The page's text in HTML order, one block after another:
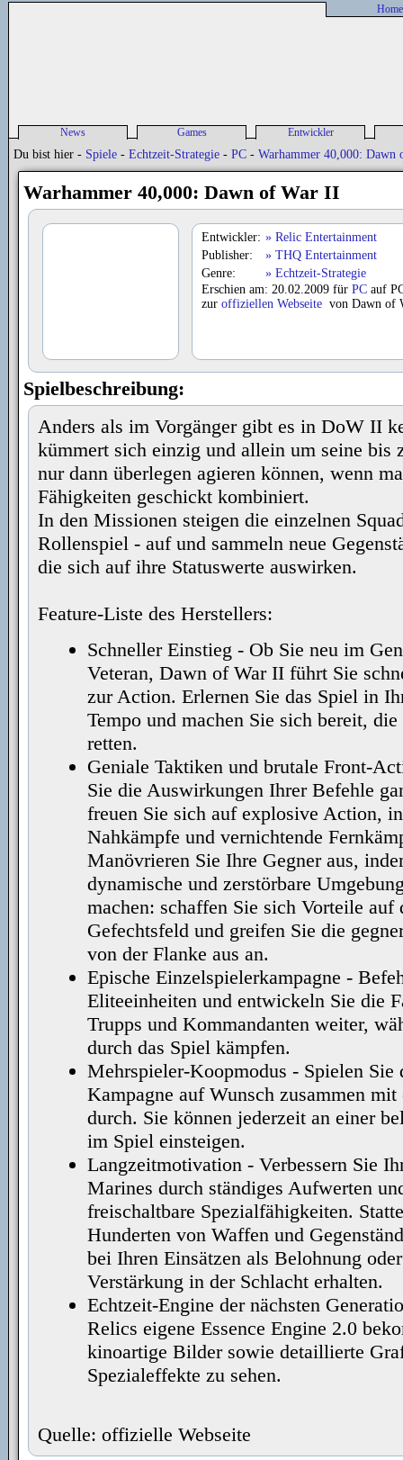
Home
News
Alle News
sonstige News
Games
Spieleliste
Spiele-News
Previews
Entwickler
Entwickler-News
Du bist hier - Spiele - Echtzeit-Strategie - PC - Warhammer 40,000: Dawn
Warhammer 40,000: Dawn of War II
Entwickler:
Relic Entertainment
Publisher:
THQ Entertainment
Genre:
Echtzeit-Strategie
Erschien am: 20.02.2009 für PC auf
zur offiziellen Webseite von Dawn of
Spielbeschreibung:
Anders als im Vorgänger gibt es in DoW II
kümmert sich einzig und allein um seine bis
nur dann überlegen agieren können, wenn
Fähigkeiten geschickt kombiniert.
In den Missionen steigen die einzelnen
Rollenspiel - auf und sammeln neue
die sich auf ihre Statuswerte auswirken.
Feature-Liste des Herstellers:
Schneller Einstieg - Ob Sie neu im
Veteran, Dawn of War II führt Sie
zur Action. Erlernen Sie das Spiel in
Tempo und machen Sie sich bereit,
retten.
Geniale Taktiken und brutale Front-
Sie die Auswirkungen Ihrer Befehle
freuen Sie sich auf explosive Action,
Nahkämpfe und vernichtende
Manövrieren Sie Ihre Gegner aus,
dynamische und zerstörbare
machen: schaffen Sie sich Vorteile auf
Gefechtsfeld und greifen Sie die
von der Flanke aus an.
Epische Einzelspielerkampagne -
Eliteeinheiten und entwickeln Sie die
Trupps und Kommandanten weiter,
durch das Spiel kämpfen.
Mehrspieler-Koopmodus - Spielen Sie
Kampagne auf Wunsch zusammen mit
durch. Sie können jederzeit an einer
im Spiel einsteigen.
Langzeitmotivation - Verbessern Sie
Marines durch ständiges Aufwerten
freischaltbare Spezialfähigkeiten.
Hunderten von Waffen und
bei Ihren Einsätzen als Belohnung
Verstärkung in der Schlacht erhalten.
Echtzeit-Engine der nächsten
Relics eigene Essence Engine 2.0
kinoartige Bilder sowie detaillierte
Spezialeffekte zu sehen.
Quelle: offizielle Webseite